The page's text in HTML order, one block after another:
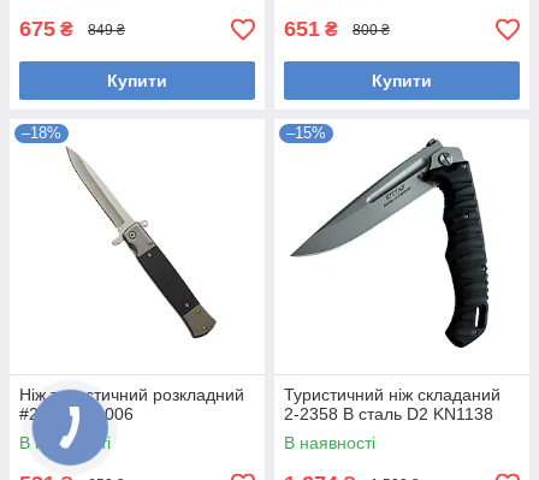
675 ₴ 849 ₴
Купити
651 ₴ 800 ₴
Купити
–18%
Ніж туристичний розкладний
#2723 KN1006
В наявності
–15%
Туристичний ніж складаний
2-2358 В сталь D2 KN1138
В наявності